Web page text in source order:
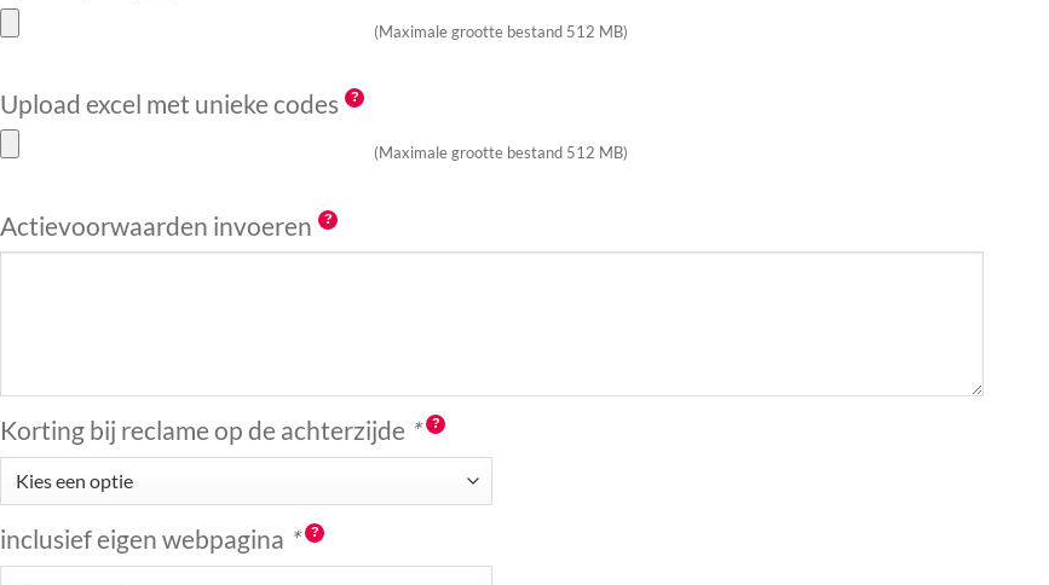
(Maximale grootte bestand 512 MB)
Upload excel met unieke codes
(Maximale grootte bestand 512 MB)
Actievoorwaarden invoeren
Korting bij reclame op de achterzijde *
inclusief eigen webpagina *